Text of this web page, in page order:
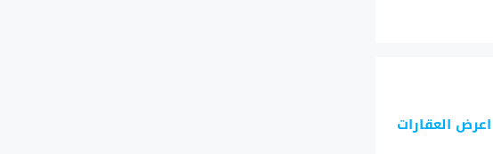
اعرض العقارات